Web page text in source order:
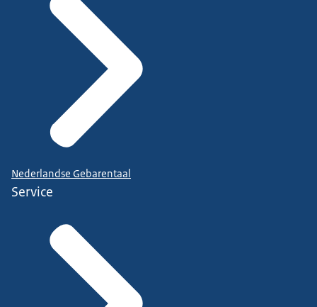
Nederlandse Gebarentaal
Service